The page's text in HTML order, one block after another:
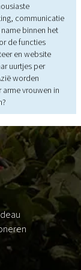
communicatie
binnen het
de functies
en website
uurtjes per
worden
vrouwen in